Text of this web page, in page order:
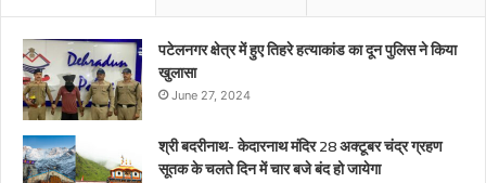
पटेलनगर क्षेत्र में हुए तिहरे हत्याकांड का दून पुलिस ने किया
खुलासा
June 27, 2024
श्री बदरीनाथ- केदारनाथ मंदिर 28 अक्टूबर चंद्र ग्रहण
सूतक के चलते दिन में चार बजे बंद हो जायेगा